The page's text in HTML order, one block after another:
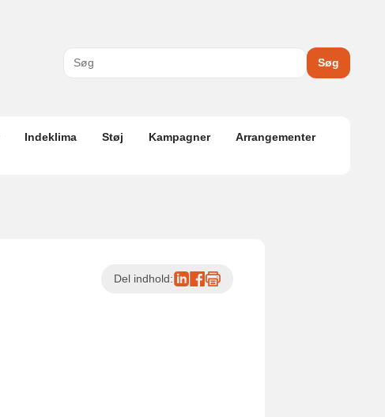
Søg
Indeklima Støj Kampagner Arrangementer
Del indhold: